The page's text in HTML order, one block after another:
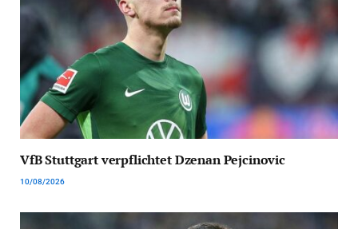
VfB Stuttgart verpflichtet Dzenan Pejcinovic
10/08/2026